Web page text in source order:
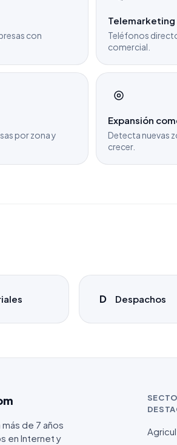
con
Telemarketing
Teléfonos
comercial.
por zona y
Expansión
Detecta nuevas
crecer.
D Despachos
de 7 años
en Internet y